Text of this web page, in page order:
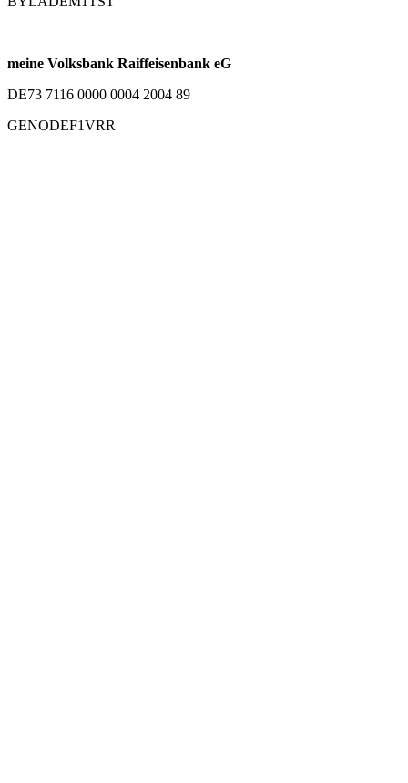
meine Volksbank Raiffeisenbank eG
DE73 7116 0000 0004 2004 89
GENODEF1VRR